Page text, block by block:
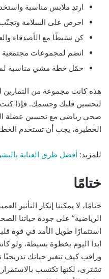
ارتدِ ملابس مناسبة
احرص على السلامة وتجنّب
كن نشيطًا مع الأصدقاء
انضم لمجموعات مجتمعية
حمّل خطة مشي مناسبة
هذه كانت مجموعة من
لتحسين قلبك وجسمك. فإذا
صحي رياضي مع تحسين عضلة
الخطيرة، يجب أن تستخدم
للمزيد: أفضل طرق العناية
ختامًا
ختامًا، لا يمكننا إنكار التأثير
الرياضية” على جودة حياتنا
استثمارًا طويل الأمد في قوة
ابدأ اليوم بخطوة بسيطة، ولو
وراقب كيف تتغير حياتك
تشترى، لكنها تكتسب